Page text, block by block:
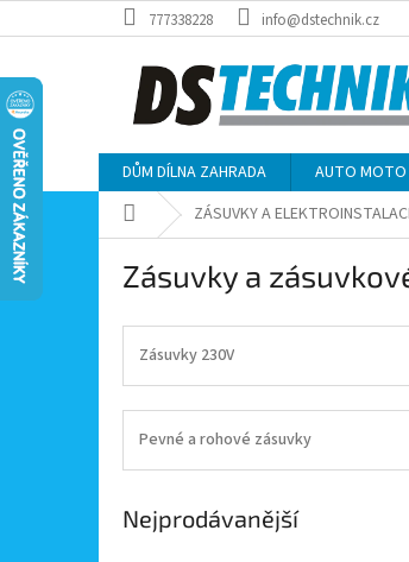
na
777338228 info@dstechnik.cz
DŮM DÍLNA ZAHRADA AUTO
Domů ZÁSUVKY A
Zásuvky a
Zásuvky 230V
Pevné a rohové zásuvky
Nejprodávanější